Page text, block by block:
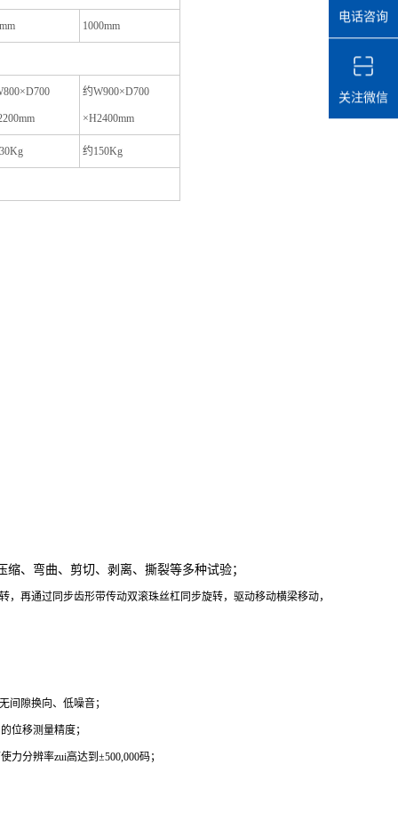
1000mm
约W900×D700
×H2400mm
约150Kg
、弯曲、剪切、剥离、撕裂等多种试验；
再通过同步齿形带传动双滚珠丝杠同步旋转，驱动移动横梁移动，
间隙换向、低噪音；
位移测量精度；
分辨率zui高达到±500,000码；
电话咨询
关注微信